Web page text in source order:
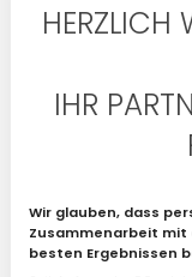
HERZLICH
IHR
Wir glauben, dass
Zusammenarbeit mit
besten Ergebnissen